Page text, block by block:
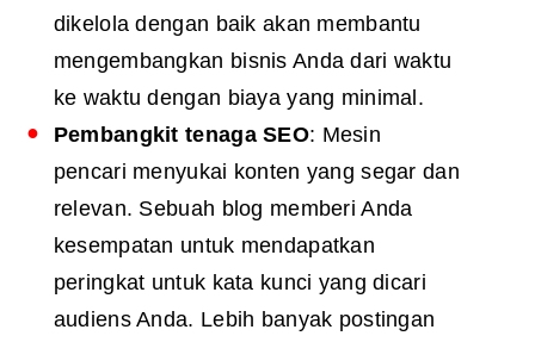
dikelola dengan baik akan membantu
mengembangkan bisnis Anda dari waktu
ke waktu dengan biaya yang minimal.
Pembangkit tenaga SEO: Mesin
pencari menyukai konten yang segar dan
relevan. Sebuah blog memberi Anda
kesempatan untuk mendapatkan
peringkat untuk kata kunci yang dicari
audiens Anda. Lebih banyak postingan